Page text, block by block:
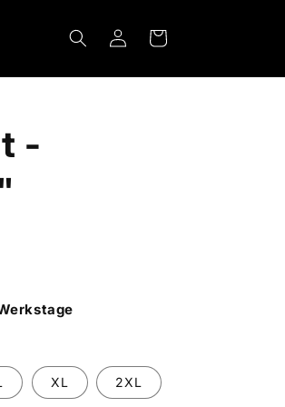
EinloggenWarenkorb
-
XL 2XL